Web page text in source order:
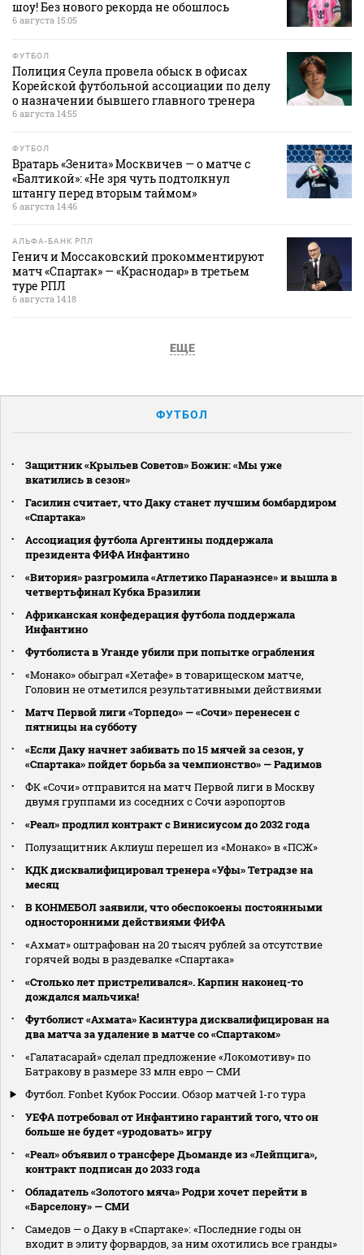
шоу! Без нового рекорда не обошлось
6 августа 15:05
ФУТБОЛ
Полиция Сеула провела обыск в офисах
Корейской футбольной ассоциации по делу
о назначении бывшего главного тренера
6 августа 14:55
ФУТБОЛ
Вратарь «Зенита» Москвичев — о матче с
«Балтикой»: «Не зря чуть подтолкнул
штангу перед вторым таймом»
6 августа 14:46
АЛЬФА-БАНК РПЛ
Генич и Моссаковский прокомментируют
матч «Спартак» — «Краснодар» в третьем
туре РПЛ
6 августа 14:18
ЕЩЕ
ФУТБОЛ
Защитник «Крыльев Советов» Божин: «Мы уже
вкатились в сезон»
Гасилин считает, что Даку станет лучшим бомбардиром
«Спартака»
Ассоциация футбола Аргентины поддержала
президента ФИФА Инфантино
«Витория» разгромила «Атлетико Паранаэнсе» и вышла в
четвертьфинал Кубка Бразилии
Африканская конфедерация футбола поддержала
Инфантино
Футболиста в Уганде убили при попытке ограбления
«Монако» обыграл «Хетафе» в товарищеском матче,
Головин не отметился результативными действиями
Матч Первой лиги «Торпедо» — «Сочи» перенесен с
пятницы на субботу
«Если Даку начнет забивать по 15 мячей за сезон, у
«Спартака» пойдет борьба за чемпионство» — Радимов
ФК «Сочи» отправится на матч Первой лиги в Москву
двумя группами из соседних с Сочи аэропортов
«Реал» продлил контракт с Винисиусом до 2032 года
Полузащитник Аклиуш перешел из «Монако» в «ПСЖ»
КДК дисквалифицировал тренера «Уфы» Тетрадзе на
месяц
В КОНМЕБОЛ заявили, что обеспокоены постоянными
односторонними действиями ФИФА
«Ахмат» оштрафован на 20 тысяч рублей за отсутствие
горячей воды в раздевалке «Спартака»
«Столько лет пристреливался». Карпин наконец-то
дождался мальчика!
Футболист «Ахмата» Касинтура дисквалифицирован на
два матча за удаление в матче со «Спартаком»
«Галатасарай» сделал предложение «Локомотиву» по
Батракову в размере 33 млн евро — СМИ
Футбол. Fonbet Кубок России. Обзор матчей 1-го тура
УЕФА потребовал от Инфантино гарантий того, что он
больше не будет «уродовать» игру
«Реал» объявил о трансфере Дьоманде из «Лейпцига»,
контракт подписан до 2033 года
Обладатель «Золотого мяча» Родри хочет перейти в
«Барселону» — СМИ
Самедов — о Даку в «Спартаке»: «Последние годы он
входит в элиту форвардов, за ним охотились все гранды»